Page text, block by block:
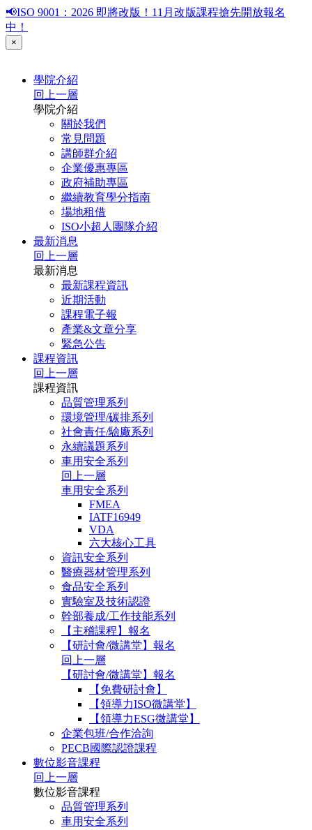
📢ISO 9001：2026 即將改版！11月改版課程搶先開放報名
中！
×
學院介紹
回上一層
學院介紹
關於我們
常見問題
講師群介紹
企業優惠專區
政府補助專區
繼續教育學分指南
場地租借
ISO小超人團隊介紹
最新消息
回上一層
最新消息
最新課程資訊
近期活動
課程電子報
產業&文章分享
緊急公告
課程資訊
回上一層
課程資訊
品質管理系列
環境管理/碳排系列
社會責任/驗廠系列
永續議題系列
車用安全系列
回上一層
車用安全系列
FMEA
IATF16949
VDA
六大核心工具
資訊安全系列
醫療器材管理系列
食品安全系列
實驗室及技術認證
幹部養成/工作技能系列
【主稽課程】報名
【研討會/微講堂】報名
回上一層
【研討會/微講堂】報名
【免費研討會】
【領導力ISO微講堂】
【領導力ESG微講堂】
企業包班/合作洽詢
PECB國際認證課程
數位影音課程
回上一層
數位影音課程
品質管理系列
車用安全系列